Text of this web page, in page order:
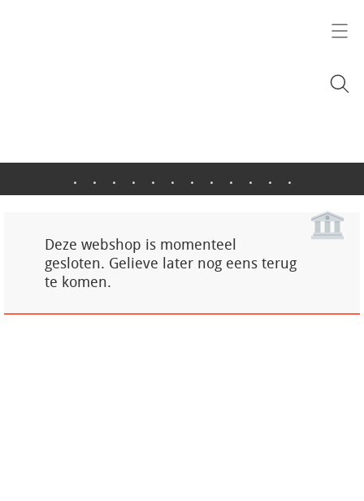
. . . . . . . . . . . .
Deze webshop is momenteel
gesloten. Gelieve later nog eens terug
te komen.